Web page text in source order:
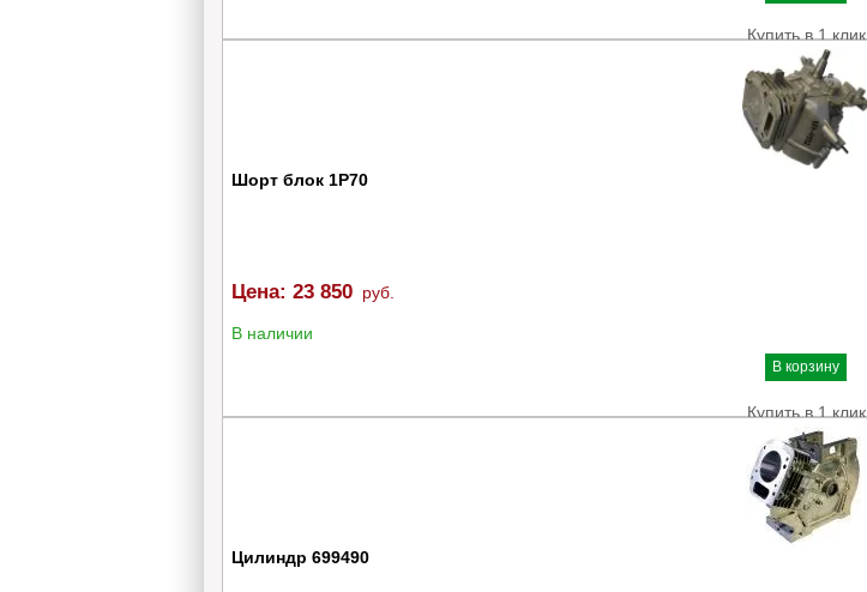
Купить в 1 клик
Шорт блок 1Р70
Цена: 23 850 руб.
В наличии
В корзину
Купить в 1 клик
Цилиндр 699490